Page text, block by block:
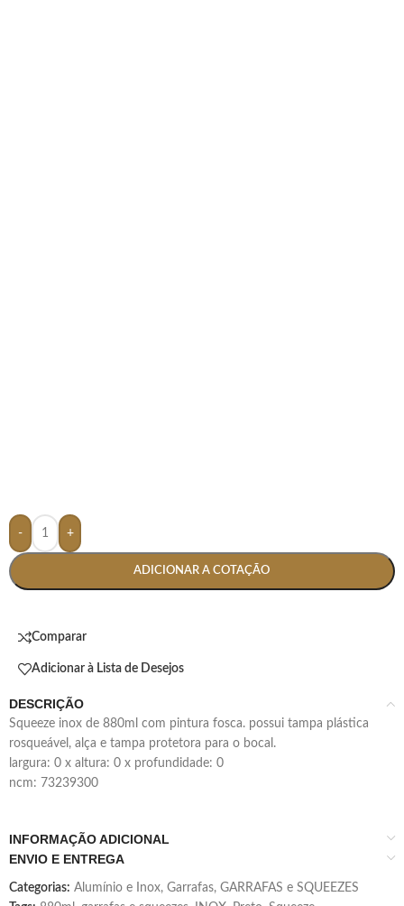
- +
ADICIONAR A COTAÇÃO
Comparar
Adicionar à Lista de Desejos
DESCRIÇÃO
squeeze inox de 880ml com pintura fosca. possui tampa plástica
rosqueável, alça e tampa protetora para o bocal.
largura: 0 x altura: 0 x profundidade: 0
ncm: 73239300
INFORMAÇÃO ADICIONAL
ENVIO E ENTREGA
Categorias: Alumínio e Inox, Garrafas, GARRAFAS e SQUEEZES